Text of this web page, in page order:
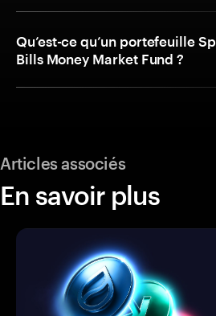
Qu’est-ce qu’un portefeuille
Bills Money Market Fund ?
Articles associés
En savoir plus